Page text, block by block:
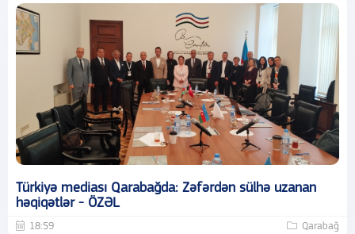
Türkiyə mediası Qarabağda: Zəfərdən sülhə uzanan
həqiqətlər - ÖZƏL
18:59 Qarabağ